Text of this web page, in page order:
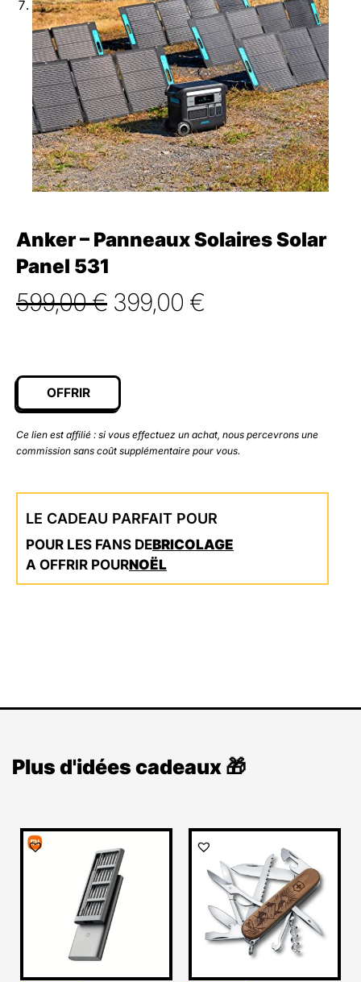
Anker – Panneaux Solaires Solar
Panel 531
599,00€ Le
était :
599,00 €.
399,00 €
OFFRIR
Ce lien est affilié : si vous effectuez un achat, nous percevrons une
commission sans coût supplémentaire pour vous.
LE CADEAU PARFAIT POUR
POUR LES FANS DEBRICOLAGE
A OFFRIR POURNOËL
Plus d'idées cadeaux 🎁
Le
prix
initial
était :
49,90 €.
Le